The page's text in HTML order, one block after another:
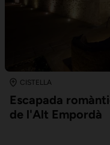
CISTELLA
Escapada
de l'Alt Empordà